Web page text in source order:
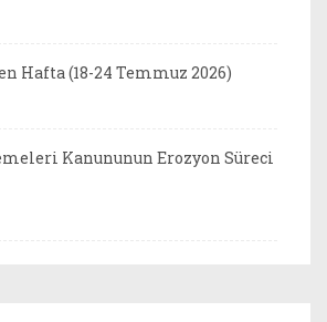
Hafta (18-24 Temmuz 2026)
Kanununun Erozyon Süreci